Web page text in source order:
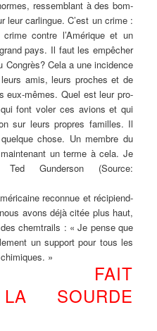
ressem­blantà des bom­
leur car­lin­gue. C’est un crime :
cont­re l’Amérique et un
pays. Il faut les empê­cher
Con­grès? Cela a une inci­dence
amis, leurs pro­ches et de
eux-mêmes. Quel est leur pro­
font voler ces avi­ons et qui
sur leurs pro­pres famil­les. Il
cho­se. Un membre du
un ter­me à cela. Je
Ted Gun­der­son(Source:
recon­nue et réci­pi­en­d­
avons déjà citée plus haut,
deschem­trails : « Je pen­se que
un sup­port pour tous les
»
FAIT
SOURDE